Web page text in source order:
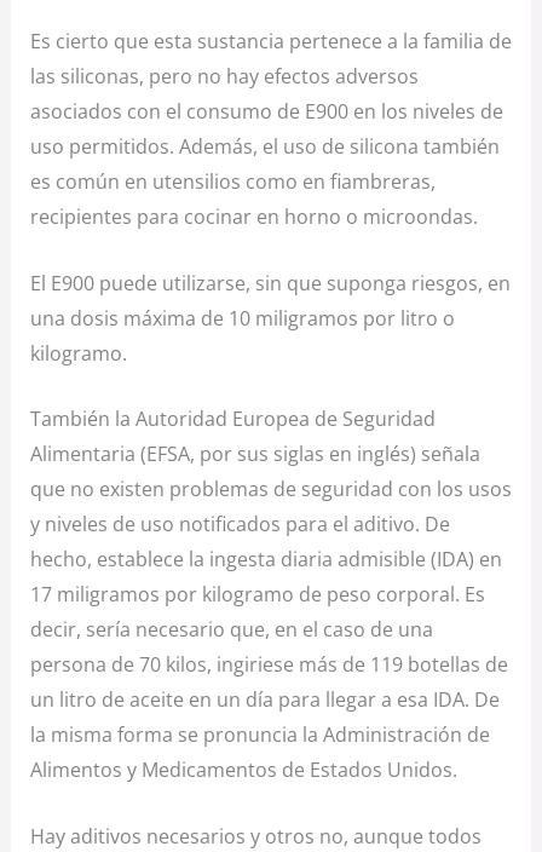
Es cierto que esta sustancia pertenece a la familia de
las siliconas, pero no hay efectos adversos
asociados con el consumo de E900 en los niveles de
uso permitidos. Además, el uso de silicona también
es común en utensilios como en fiambreras,
recipientes para cocinar en horno o microondas.
El E900 puede utilizarse, sin que suponga riesgos, en
una dosis máxima de 10 miligramos por litro o
kilogramo.
También la Autoridad Europea de Seguridad
Alimentaria (EFSA, por sus siglas en inglés) señala
que no existen problemas de seguridad con los usos
y niveles de uso notificados para el aditivo. De
hecho, establece la ingesta diaria admisible (IDA) en
17 miligramos por kilogramo de peso corporal. Es
decir, sería necesario que, en el caso de una
persona de 70 kilos, ingiriese más de 119 botellas de
un litro de aceite en un día para llegar a esa IDA. De
la misma forma se pronuncia la Administración de
Alimentos y Medicamentos de Estados Unidos.
Hay aditivos necesarios y otros no, aunque todos